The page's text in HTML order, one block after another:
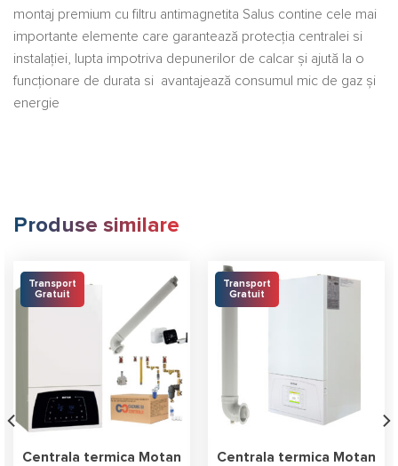
montaj premium cu filtru antimagnetita Salus contine cele mai
importante elemente care garantează protecția centralei si
instalației, lupta impotriva depunerilor de calcar și ajută la o
funcționare de durata si avantajează consumul mic de gaz și
energie
Produse similare
Transport
Gratuit
Centrala termica Motan
Transport
Gratuit
Centrala termica Motan